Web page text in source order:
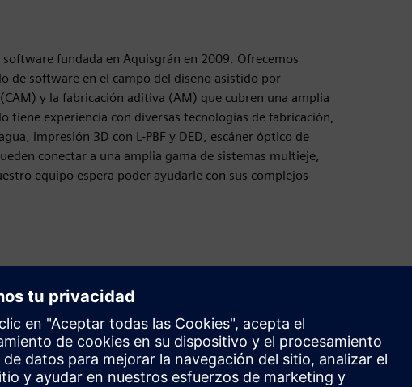
fundada en Aquisgrán en 2009. Ofrecemos
de software en el campo del diseño asistido por
y la fabricación aditiva (AM) que cubren una amplia
tiene experiencia con diversas tecnologías de fabricación,
impresión 3D con L-PBF y DED, escáner óptico de
conectar a una amplia gama de sistemas multieje,
equipo espera poder ayudarle con sus complejos
Movimiento
Build
Amplía o se basa en un producto o solución Siemens